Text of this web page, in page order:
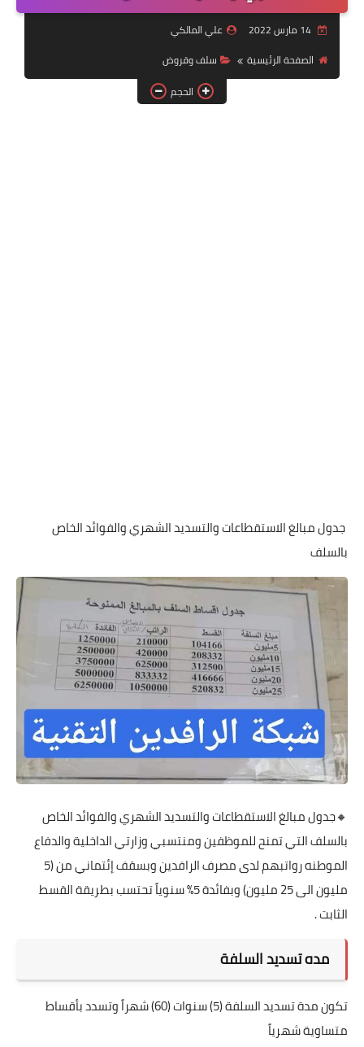
التقنية
سلف وقروض
وزارة العمل
14 مارس 2022
علي المالكي
الصفحة الرئيسية
سلف وقروض
الحجم
جدول مبالغ الاستقطاعات والتسديد الشهري والفوائد الخاص
بالسلف
🔸جدول مبالغ الاستقطاعات والتسديد الشهري والفوائد الخاص
بالسلف التي تمنح للموظفين ومنتسبي وزارتي الداخلية والدفاع
الموطنه رواتبهم لدى مصرف الرافدين وبسقف إئتماني من (5
مليون الى 25 مليون) وبفائدة 5% سنوياً تحتسب بطريقة القسط
الثابت .
مده تسديد السلفة
تكون مدة تسديد السلفة (5) سنوات (60) شهراً وتسدد بأقساط
متساوية شهرياً